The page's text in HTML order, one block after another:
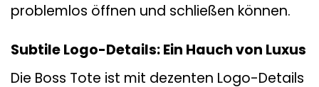
problemlos öffnen und schließen können.
Subtile Logo-Details: Ein Hauch von Luxus
Die Boss Tote ist mit dezenten Logo-Details